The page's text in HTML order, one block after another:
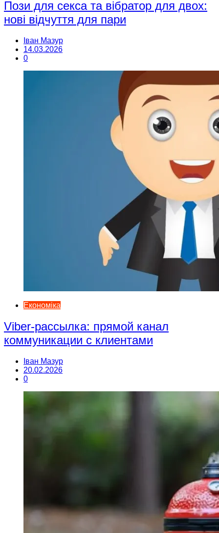
Пози для секса та вібратор для двох:
нові відчуття для пари
Іван Мазур
14.03.2026
0
Економіка
Viber-рассылка: прямой канал
коммуникации с клиентами
Іван Мазур
20.02.2026
0